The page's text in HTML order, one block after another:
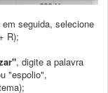
seguida, selecione
R);
, digite a palavra
"espolio",